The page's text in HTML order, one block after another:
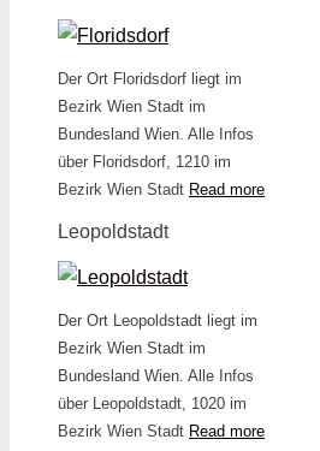
Der Ort Floridsdorf liegt im
Bezirk Wien Stadt im
Bundesland Wien. Alle Infos
über Floridsdorf, 1210 im
Bezirk Wien Stadt Read more
Leopoldstadt
Der Ort Leopoldstadt liegt im
Bezirk Wien Stadt im
Bundesland Wien. Alle Infos
über Leopoldstadt, 1020 im
Bezirk Wien Stadt Read more